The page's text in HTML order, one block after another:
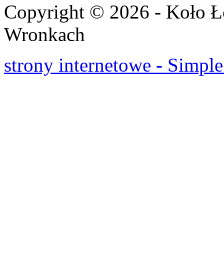
Copyright © 2026 - Koło
Wronkach
strony internetowe -